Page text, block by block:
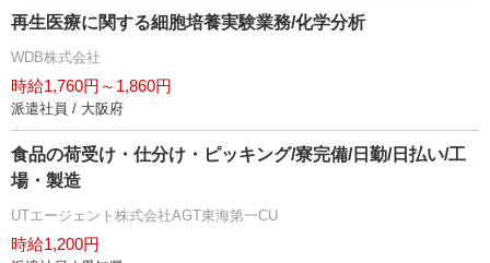
再生医療に関する細胞培養実験業務/化学分析
WDB株式会社
時給1,760円～1,860円
派遣社員 / 大阪府
食品の荷受け・仕分け・ピッキング/寮完備/日勤/日払い/工
場・製造
UTエージェント株式会社AGT東海第一CU
時給1,200円